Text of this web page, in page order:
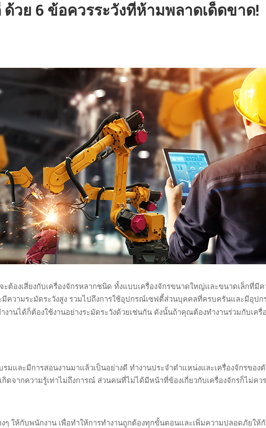
วย 6 ข้อควรระวังที่ห้ามพลาดเด็ดขาด!
ะต้องเสี่ยงกับเครื่องจักรหลากชนิด ทั้งแบบเครื่องจักรขนาดใหญ่และขนาดเล็กที่
ะมีความระมัดระวังสูง รวมไปถึงการใช้อุปกรณ์เซฟตี้ส่วนบุคคลที่ครบครันและมีอุ
านได้ก็ต้องใช้งานอย่างระมัดระวังด้วยเช่นกัน ดังนั้นถ้าคุณต้องทำงานร่วมกับเครื่
และมีการสอนงานมาแล้วเป็นอย่างดี ทำงานประจำตำแหน่งและเครื่องจักรของ
ดจากความรู้เท่าไม่ถึงการณ์ ส่วนคนที่ไม่ได้มีหน้าที่ข้องเกี่ยวกับเครื่องจักรก็ไม่คว
ๆ ให้กับพนักงาน เพื่อทำให้การทำงานถูกต้องทุกขั้นตอนและเพิ่มความปลอดภัยใ